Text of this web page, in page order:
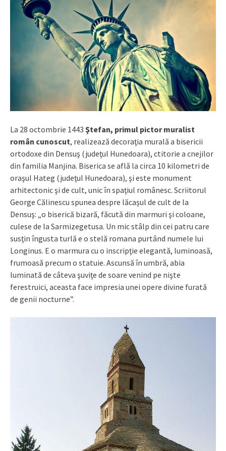
La 28 octombrie 1443 Ştefan, primul pictor muralist
român cunoscut, realizează decoraţia murală a bisericii
ortodoxe din Densuş (judeţul Hunedoara), ctitorie a cnejilor
din familia Manjina. Biserica se află la circa 10 kilometri de
oraşul Hateg (judeţul Hunedoara), şi este monument
arhitectonic şi de cult, unic în spaţiul românesc. Scriitorul
George Călinescu spunea despre lăcaşul de cult de la
Densuş: „o biserică bizară, făcută din marmuri şi coloane,
culese de la Sarmizegetusa. Un mic stâlp din cei patru care
susţin îngusta turlă e o stelă romana purtând numele lui
Longinus. E o marmura cu o inscripţie elegantă, luminoasă,
frumoasă precum o statuie. Ascunsă în umbră, abia
luminată de câteva şuviţe de soare venind pe nişte
ferestruici, aceasta face impresia unei opere divine furată
de genii nocturne”.